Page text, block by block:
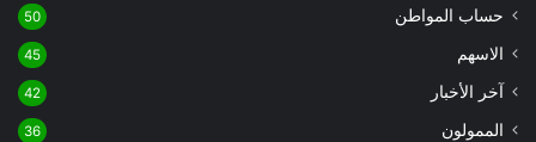
حساب المواطن 50
الاسهم 45
آخر الأخبار 42
الممولون 36